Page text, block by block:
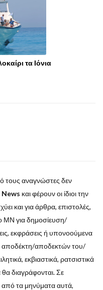
τα Ιόνια
τους αναγνώστες δεν
και φέρουν οι ίδιοι την
και για άρθρα, επιστολές,
ΜΝ για δημοσίευση/
εκφράσεις ή υπονοούμενα
αποδεκτών του/
εκβιαστικά, ρατσιστικά
διαγράφονται. Σε
τα μηνύματα αυτά,